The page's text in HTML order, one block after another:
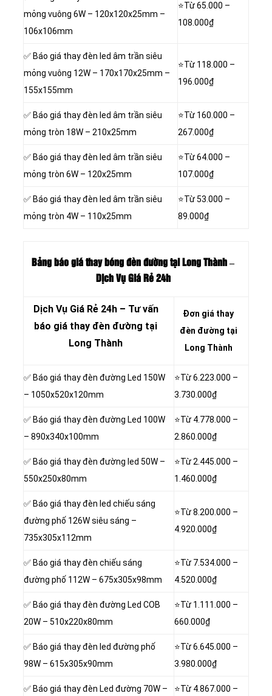
mỏng vuông 6W – 120x120x25mm –
106x106mm
⭐Từ 65.000 –
108.000₫
✅ Báo giá thay đèn led âm trần siêu
mỏng vuông 12W – 170x170x25mm –
155x155mm
⭐Từ 118.000 –
196.000₫
✅ Báo giá thay đèn led âm trần siêu
mỏng tròn 18W – 210x25mm
⭐Từ 160.000 –
267.000₫
✅ Báo giá thay đèn led âm trần siêu
mỏng tròn 6W – 120x25mm
⭐Từ 64.000 –
107.000₫
✅ Báo giá thay đèn led âm trần siêu
mỏng tròn 4W – 110x25mm
⭐Từ 53.000 –
89.000₫
Bảng báo giá thay bóng đèn đường tại Long Thành –
Dịch Vụ Giá Rẻ 24h
Dịch Vụ Giá Rẻ 24h – Tư vấn
báo giá thay đèn đường tại
Long Thành
Đơn giá thay
đèn đường tại
Long Thành
✅ Báo giá thay đèn đường Led 150W
– 1050x520x120mm
⭐Từ6.223.000 –
3.730.000₫
✅ Báo giá thay đèn đường Led 100W
– 890x340x100mm
⭐Từ 4.778.000 –
2.860.000₫
✅ Báo giá thay đèn đường led 50W –
550x250x80mm
⭐Từ 2.445.000 –
1.460.000₫
✅ Báo giá thay đèn led chiếu sáng
đường phố 126W siêu sáng –
735x305x112mm
⭐Từ8.200.000 –
4.920.000₫
✅ Báo giá thay đèn chiếu sáng
đường phố 112W – 675x305x98mm
⭐Từ 7.534.000 –
4.520.000₫
✅ Báo giá thay đèn đường Led COB
20W – 510x220x80mm
⭐Từ 1.111.000 –
660.000₫
✅ Báo giá thay đèn led đường phố
98W – 615x305x90mm
⭐Từ6.645.000 –
3.980.000₫
✅ Báo giá thay đèn Led đường 70W –
⭐Từ 4.867.000 –